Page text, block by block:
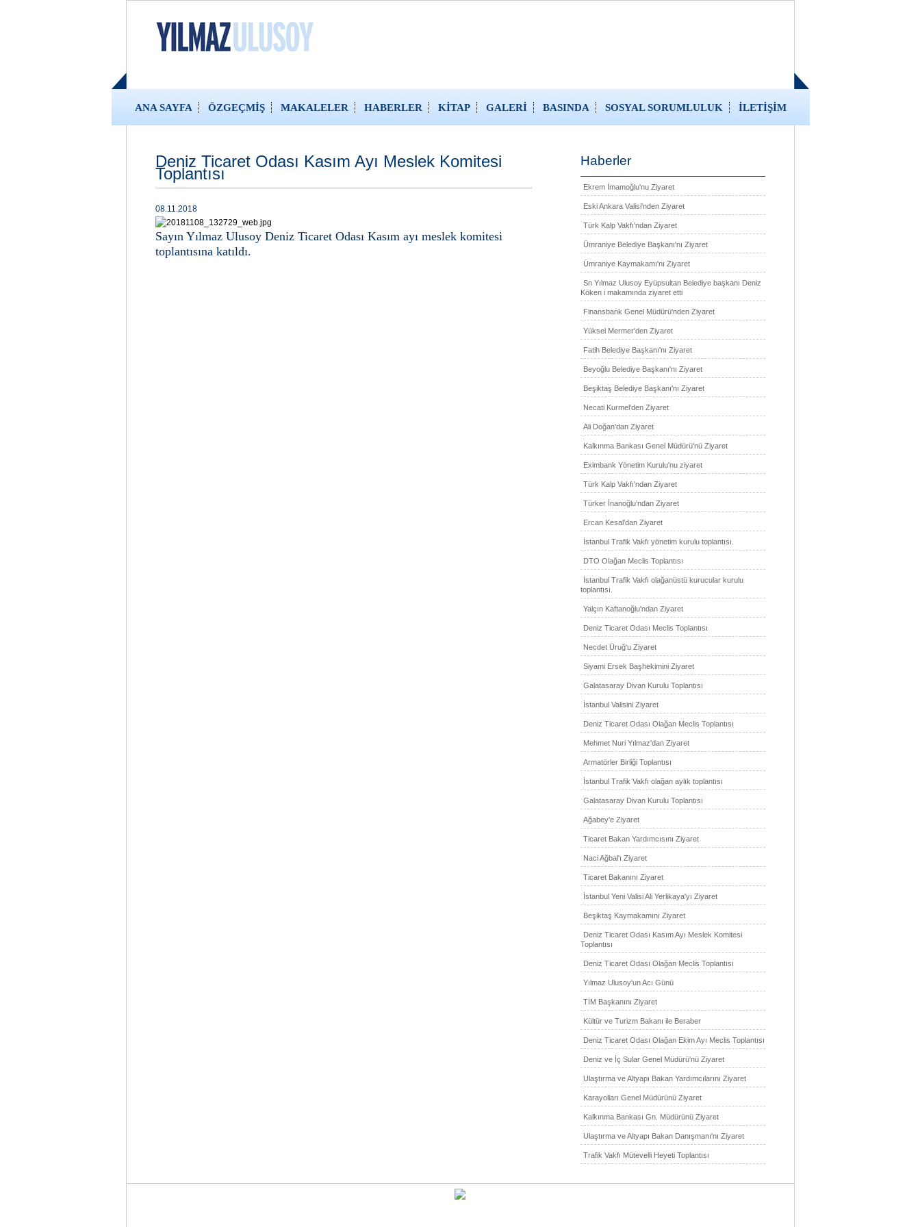
ANA SAYFA ÖZGEÇMİŞ MAKALELER HABERLER KİTAP GALERİ BASINDA SOSYAL SORUMLULUK İLETİŞİM
Deniz Ticaret Odası Kasım Ayı Meslek Komitesi
Toplantısı
08.11.2018
Sayın Yılmaz Ulusoy Deniz Ticaret Odası Kasım ayı meslek komitesi
toplantısına katıldı.
Haberler
Ekrem İmamoğlu'nu Ziyaret
Eski Ankara Valisi'nden Ziyaret
Türk Kalp Vakfı'ndan Ziyaret
Ümraniye Belediye Başkanı'nı Ziyaret
Ümraniye Kaymakamı'nı Ziyaret
Sn Yılmaz Ulusoy Eyüpsultan Belediye başkanı Deniz
Köken i makamında ziyaret etti
Finansbank Genel Müdürü'nden Ziyaret
Yüksel Mermer'den Ziyaret
Fatih Belediye Başkanı'nı Ziyaret
Beyoğlu Belediye Başkanı'nı Ziyaret
Beşiktaş Belediye Başkanı'nı Ziyaret
Necati Kurmel'den Ziyaret
Ali Doğan'dan Ziyaret
Kalkınma Bankası Genel Müdürü'nü Ziyaret
Eximbank Yönetim Kurulu'nu ziyaret
Türk Kalp Vakfı'ndan Ziyaret
Türker İnanoğlu'ndan Ziyaret
Ercan Kesal'dan Ziyaret
İstanbul Trafik Vakfı yönetim kurulu toplantısı.
DTO Olağan Meclis Toplantısı
İstanbul Trafik Vakfı olağanüstü kurucular kurulu
toplantısı.
Yalçın Kaftanoğlu'ndan Ziyaret
Deniz Ticaret Odası Meclis Toplantısı
Necdet Üruğ'u Ziyaret
Siyami Ersek Başhekimini Ziyaret
Galatasaray Divan Kurulu Toplantısı
İstanbul Valisini Ziyaret
Deniz Ticaret Odası Olağan Meclis Toplantısı
Mehmet Nuri Yılmaz'dan Ziyaret
Armatörler Birliği Toplantısı
İstanbul Trafik Vakfı olağan aylık toplantısı
Galatasaray Divan Kurulu Toplantısı
Ağabey'e Ziyaret
Ticaret Bakan Yardımcısını Ziyaret
Naci Ağbal'ı Ziyaret
Ticaret Bakanını Ziyaret
İstanbul Yeni Valisi Ali Yerlikaya'yı Ziyaret
Beşiktaş Kaymakamını Ziyaret
Deniz Ticaret Odası Kasım Ayı Meslek Komitesi
Toplantısı
Deniz Ticaret Odası Olağan Meclis Toplantısı
Yılmaz Ulusoy'un Acı Günü
TİM Başkanını Ziyaret
Kültür ve Turizm Bakanı ile Beraber
Deniz Ticaret Odası Olağan Ekim Ayı Meclis Toplantısı
Deniz ve İç Sular Genel Müdürü'nü Ziyaret
Ulaştırma ve Altyapı Bakan Yardımcılarını Ziyaret
Karayolları Genel Müdürünü Ziyaret
Kalkınma Bankası Gn. Müdürünü Ziyaret
Ulaştırma ve Altyapı Bakan Danışmanı'nı Ziyaret
Trafik Vakfı Mütevelli Heyeti Toplantısı